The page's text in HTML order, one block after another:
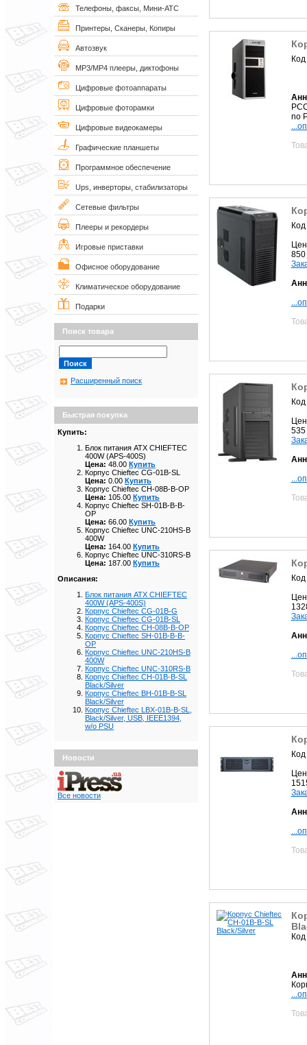
Телефоны, факсы, Мини-АТС
Принтеры, Сканеры, Копиры
Автозвук
MP3/MP4 плееры, диктофоны
Цифровые фотоаппараты
Цифровые фоторамки
Цифровые видеокамеры
Графические планшеты
Программное обеспечение
Ups, инверторы, стабилизаторы
Сетевые фильтры
Плееры и рекордеры
Игровые приставки
Офисное оборудование
Климатическое оборудование
Подарки
Поиск товара
Расширенный поиск
Быстрая покупка
Купить:
Блок питания ATX CHIEFTEC
400W (APS-400S)
Цена: 48.00 Купить
Корпус Chieftec CG-01B-SL
Цена: 0.00 Купить
Корпус Chieftec CH-08B-B-OP
Цена: 105.00 Купить
Корпус Chieftec SH-01B-B-B-
OP
Цена: 66.00 Купить
Корпус Chieftec UNC-210HS-B
400W
Цена: 164.00 Купить
Корпус Chieftec UNC-310RS-B
Цена: 187.00 Купить
Описания:
Блок питания ATX CHIEFTEC
400W (APS-400S)
Корпус Chieftec CG-01B-G
Корпус Chieftec CG-01B-SL
Корпус Chieftec CH-08B-B-OP
Корпус Chieftec SH-01B-B-B-
OP
Корпус Chieftec UNC-210HS-B
400W
Корпус Chieftec UNC-310RS-B
Корпус Chieftec CH-01B-B-SL
Black/Silver
Корпус Chieftec BH-01B-B-SL
Black/Silver
Корпус Chieftec LBX-01B-B-SL,
Black/Silver, USB, IEEE1394,
w/o PSU
Новости
Все новости
no